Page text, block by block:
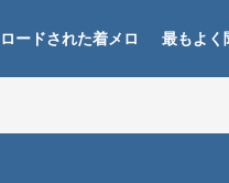
ードされた着メロ 最もよく